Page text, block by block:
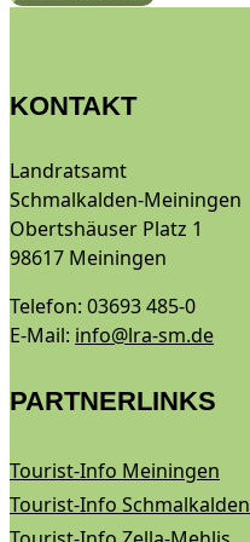
KONTAKT
Landratsamt
Schmalkalden-Meiningen
Obertshäuser Platz 1
98617 Meiningen
Telefon: 03693 485-0
E-Mail: info@lra-sm.de
PARTNERLINKS
Tourist-Info Meiningen
Tourist-Info Schmalkalden